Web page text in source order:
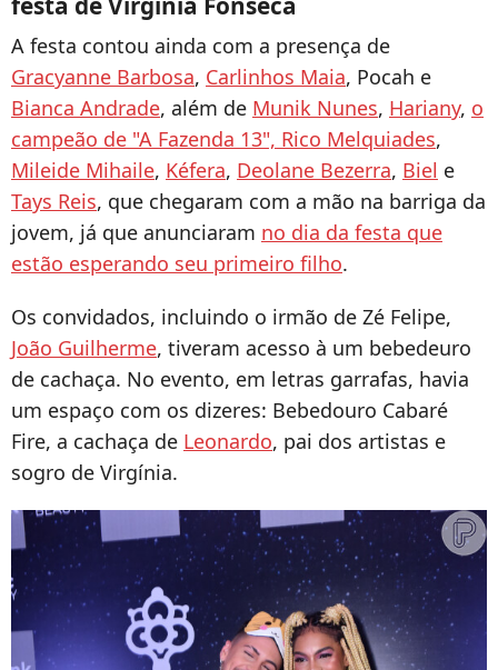
A festa contou ainda com a presença de
Gracyanne Barbosa, Carlinhos Maia, Pocah e
Bianca Andrade, além de Munik Nunes, Hariany, o
campeão de "A Fazenda 13", Rico Melquiades,
Mileide Mihaile, Kéfera, Deolane Bezerra, Biel e
Tays Reis, que chegaram com a mão na barriga da
jovem, já que anunciaram no dia da festa que
estão esperando seu primeiro filho.
Os convidados, incluindo o irmão de Zé Felipe,
João Guilherme, tiveram acesso à um bebedeuro
de cachaça. No evento, em letras garrafas, havia
um espaço com os dizeres: Bebedouro Cabaré
Fire, a cachaça de Leonardo, pai dos artistas e
sogro de Virgínia.